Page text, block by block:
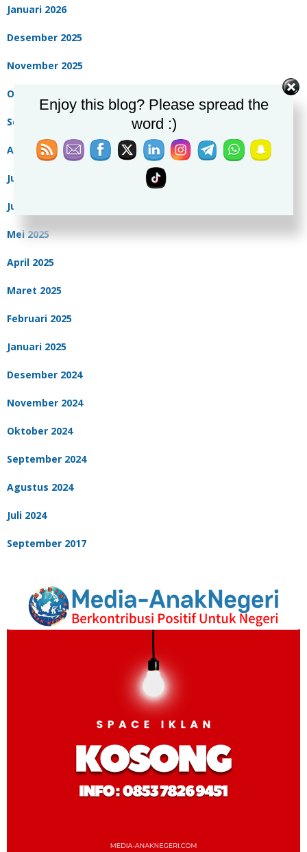
Januari 2026
Desember 2025
November 2025
Oktober 2025
September 2025
Agustus 2025
Juli 2025
Juni 2025
Mei 2025
April 2025
Maret 2025
Februari 2025
Januari 2025
Desember 2024
November 2024
Oktober 2024
September 2024
Agustus 2024
Juli 2024
September 2017
Enjoy this blog? Please spread the
word :)